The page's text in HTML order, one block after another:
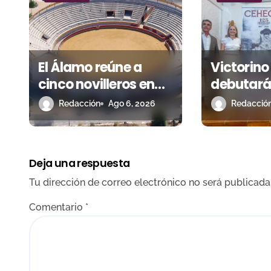
n
d
e
e
n
r
a
El Álamo reúne a
cinco novilleros en
una feria que vuelve
a mirar al futuro
Redacción Ago 6, 2026
para
años de
Deja una respuesta
Tu dirección de correo electrónico no será
Comentario *